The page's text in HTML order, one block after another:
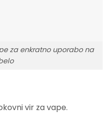
za enkratno uporabo na
vir za vape.